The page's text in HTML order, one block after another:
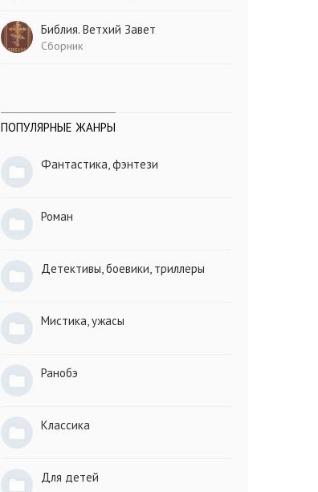
Библия. Ветхий Завет
Сборник
ПОПУЛЯРНЫЕ ЖАНРЫ
Фантастика, фэнтези
Роман
Детективы, боевики, триллеры
Мистика, ужасы
Ранобэ
Классика
Для детей